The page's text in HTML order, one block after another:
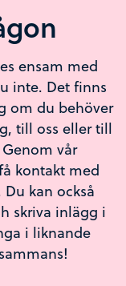
ensam med
inte. Det finns
om du behöver
till oss eller till
vår
kontakt med
kan också
skriva inlägg i
i liknande